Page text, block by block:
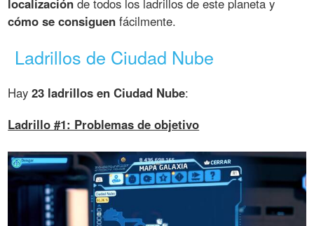
localización de todos los ladrillos de este planeta y
cómo se consiguen fácilmente.
Ladrillos de Ciudad Nube
Hay23 ladrillos en Ciudad Nube:
Ladrillo #1: Problemas de objetivo